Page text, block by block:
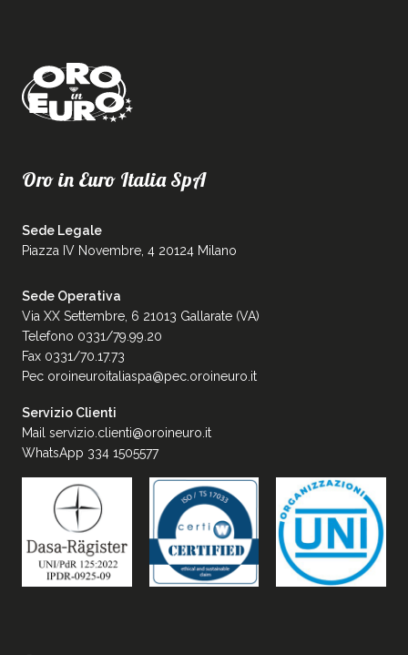
Oro in Euro Italia SpA
Sede Legale
Piazza IV Novembre, 4 20124 Milano
Sede Operativa
Via XX Settembre, 6 21013 Gallarate (VA)
Telefono 0331/79.99.20
Fax 0331/70.17.73
Pec oroineuroitaliaspa@pec.oroineuro.it
Servizio Clienti
Mail servizio.clienti@oroineuro.it
WhatsApp 334 1505577